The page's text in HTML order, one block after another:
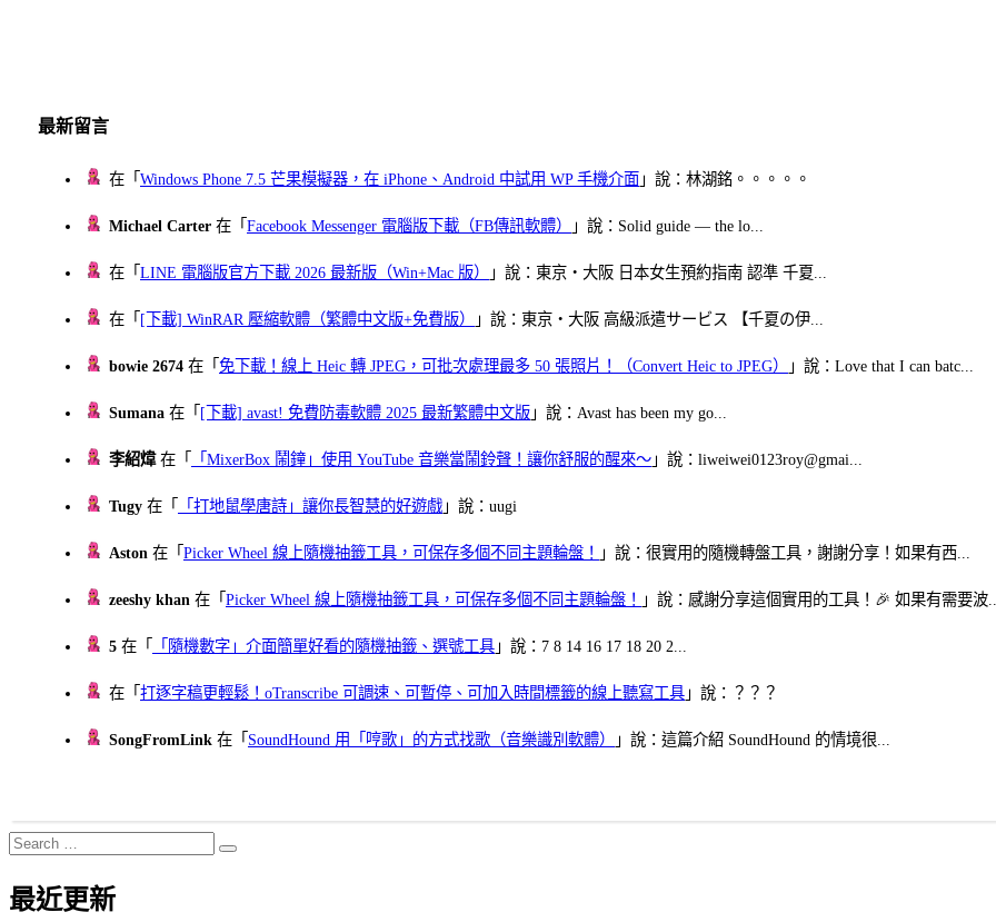
最新留言
在「Windows Phone 7.5 芒果模擬器，在 iPhone、Android 中試用 WP 手機介面 」說：林湖銘。。。。。
Michael Carter 在「Facebook Messenger 電腦版下載（FB傳訊軟體） 」說：Solid guide — the lo...
在「LINE 電腦版官方下載 2026 最新版（Win+Mac 版） 」說：東京・大阪 日本女生預約指南 認準 千夏...
在「 [下載] WinRAR 壓縮軟體（繁體中文版+免費版） 」說：東京・大阪 高級派遣サービス 【千夏の伊...
bowie 2674 在「免下載！線上 Heic 轉 JPEG，可批次處理最多 50 張照片！（Convert Heic to JPEG） 」說：Love that I can batc...
Sumana 在「 [下載] avast! 免費防毒軟體 2025 最新繁體中文版 」說：Avast has been my go...
李紹煒在「 「MixerBox 鬧鐘」使用 YouTube 音樂當鬧鈴聲！讓你舒服的醒來～ 」說：liweiwei0123roy@gmai...
Tugy 在「 「打地鼠學唐詩」讓你長智慧的好遊戲 」說：uugi
Aston 在「Picker Wheel 線上隨機抽籤工具，可保存多個不同主題輪盤！ 」說：很實用的隨機轉盤工具，謝謝分享！如果有西...
zeeshy khan 在「Picker Wheel 線上隨機抽籤工具，可保存多個不同主題輪盤！ 」說：感謝分享這個實用的工具！🎉 如果有需要波
5 在「 「隨機數字」介面簡單好看的隨機抽籤、選號工具 」說：7 8 14 16 17 18 20 2...
在「打逐字稿更輕鬆！oTranscribe 可調速、可暫停、可加入時間標籤的線上聽寫工具 」說：？？？
SongFromLink 在「 SoundHound 用「哼歌」的方式找歌（音樂識別軟體） 」說：這篇介紹 SoundHound 的情境很...
Search
for:
Search
最近更新